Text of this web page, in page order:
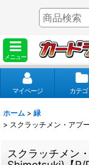
メニュー
マイページ カテゴ
ホーム > 緑
> スクラッチメン・アプ
スクラッチメン